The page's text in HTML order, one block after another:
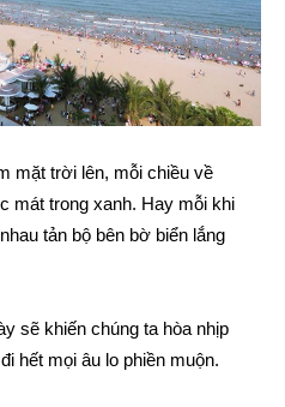
mặt trời lên, mỗi chiều về
mát trong xanh. Hay mỗi khi
tản bộ bên bờ biển lắng
sẽ khiến chúng ta hòa nhịp
hết mọi âu lo phiền muộn.